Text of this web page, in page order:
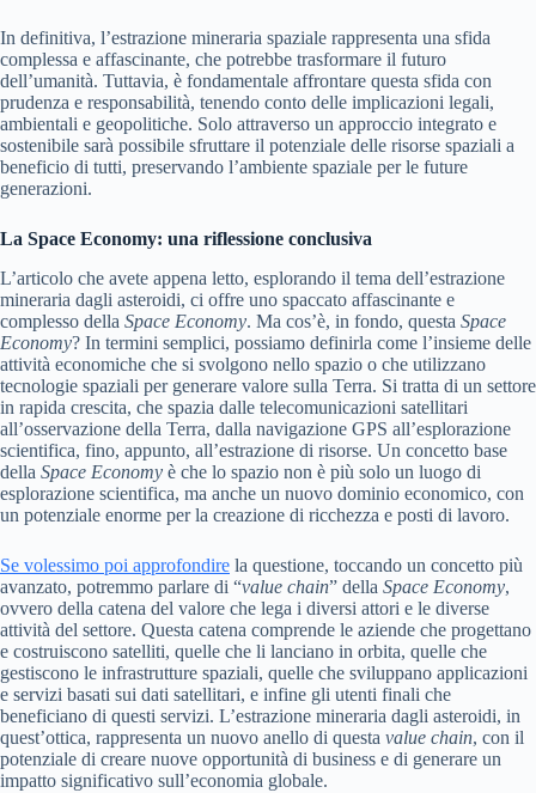
In definitiva, l’estrazione mineraria spaziale rappresenta una sfida
complessa e affascinante, che potrebbe trasformare il futuro
dell’umanità. Tuttavia, è fondamentale affrontare questa sfida con
prudenza e responsabilità, tenendo conto delle implicazioni legali,
ambientali e geopolitiche. Solo attraverso un approccio integrato e
sostenibile sarà possibile sfruttare il potenziale delle risorse spaziali a
beneficio di tutti, preservando l’ambiente spaziale per le future
generazioni.
La Space Economy: una riflessione conclusiva
L’articolo che avete appena letto, esplorando il tema dell’estrazione
mineraria dagli asteroidi, ci offre uno spaccato affascinante e
complesso della Space Economy. Ma cos’è, in fondo, questa Space
Economy? In termini semplici, possiamo definirla come l’insieme delle
attività economiche che si svolgono nello spazio o che utilizzano
tecnologie spaziali per generare valore sulla Terra. Si tratta di un settore
in rapida crescita, che spazia dalle telecomunicazioni satellitari
all’osservazione della Terra, dalla navigazione GPS all’esplorazione
scientifica, fino, appunto, all’estrazione di risorse. Un concetto base
della Space Economy è che lo spazio non è più solo un luogo di
esplorazione scientifica, ma anche un nuovo dominio economico, con
un potenziale enorme per la creazione di ricchezza e posti di lavoro.
Se volessimo poi approfondire la questione, toccando un concetto più
avanzato, potremmo parlare di “value chain” della Space Economy,
ovvero della catena del valore che lega i diversi attori e le diverse
attività del settore. Questa catena comprende le aziende che progettano
e costruiscono satelliti, quelle che li lanciano in orbita, quelle che
gestiscono le infrastrutture spaziali, quelle che sviluppano applicazioni
e servizi basati sui dati satellitari, e infine gli utenti finali che
beneficiano di questi servizi. L’estrazione mineraria dagli asteroidi, in
quest’ottica, rappresenta un nuovo anello di questa value chain, con il
potenziale di creare nuove opportunità di business e di generare un
impatto significativo sull’economia globale.